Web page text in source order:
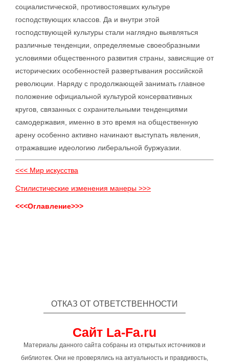
социалистической, противостоявших культуре
господствующих классов. Да и внутри этой
господствующей культуры стали наглядно выявляться
различные тенденции, определяемые своеобразными
условиями общественного развития страны, зависящие от
исторических особенностей развертывания российской
революции. Наряду с продолжающей занимать главное
положение официальной культурой консервативных
кругов, связанных с охранительными тенденциями
самодержавия, именно в это время на общественную
арену особенно активно начинают выступать явления,
отражавшие идеологию либеральной буржуазии.
<<< Мир искусства
Стилистические изменения манеры >>>
<<<Оглавление>>>
ОТКАЗ ОТ ОТВЕТСТВЕННОСТИ
Сайт La-Fa.ru
Материалы данного сайта собраны из открытых источников и
библиотек. Они не проверялись на актуальность и правдивость,